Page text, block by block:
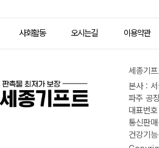
사회활동 오시는길 이용약관
세종기
본사 :
파주 공
대표번
통신판
건강기